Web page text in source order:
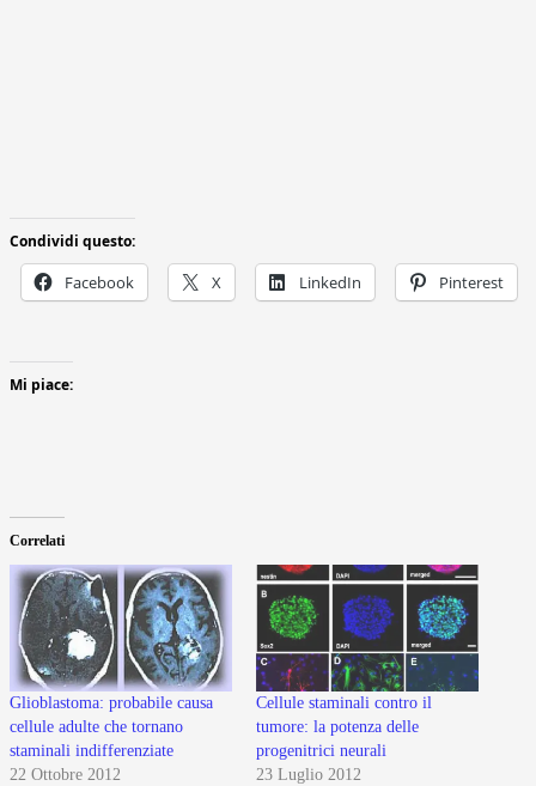
Condividi questo:
Facebook X LinkedIn Pinterest
Mi piace:
Correlati
Glioblastoma: probabile causa
cellule adulte che tornano
staminali indifferenziate
22 Ottobre 2012
Cellule staminali contro il
tumore: la potenza delle
progenitrici neurali
23 Luglio 2012